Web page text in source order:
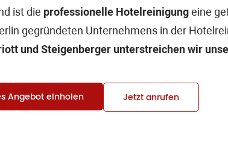
ist die professionelle Hotelreinigungeine
gegründeten Unternehmens in der
und Steigenberger unterstreichen wir
Angebot einholen Jetzt anrufen